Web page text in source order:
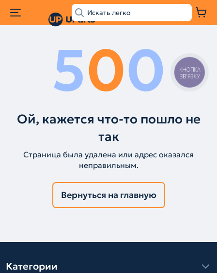
500
Ой, кажется что-то пошло не
так
Страница была удалена или адрес оказался
неправильным.
Вернуться на главную
Категории
КНОПКА
ЗВ'ЯЗКУ